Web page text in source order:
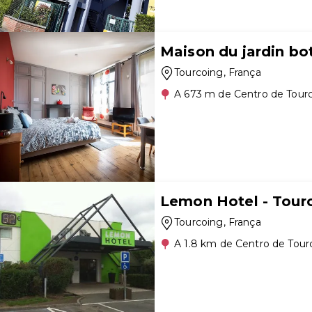
Maison du jardin
Tourcoing, França
A 673 m de Centro de
Lemon Hotel -
Tourcoing, França
A 1.8 km de Centro de